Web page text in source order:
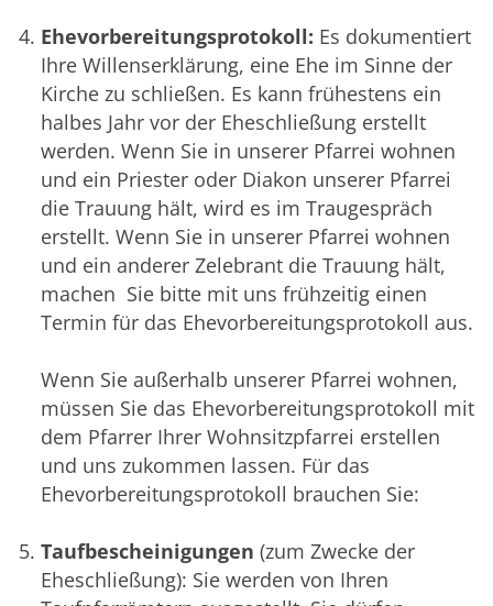
Ehevorbereitungsprotokoll: Es dokumentiert
Ihre Willenserklärung, eine Ehe im Sinne der
Kirche zu schließen. Es kann frühestens ein
halbes Jahr vor der Eheschließung erstellt
werden. Wenn Sie in unserer Pfarrei wohnen
und ein Priester oder Diakon unserer Pfarrei
die Trauung hält, wird es im Traugespräch
erstellt. Wenn Sie in unserer Pfarrei wohnen
und ein anderer Zelebrant die Trauung hält,
machen Sie bitte mit uns frühzeitig einen
Termin für das Ehevorbereitungsprotokoll aus.
Wenn Sie außerhalb unserer Pfarrei wohnen,
müssen Sie das Ehevorbereitungsprotokoll mit
dem Pfarrer Ihrer Wohnsitzpfarrei erstellen
und uns zukommen lassen. Für das
Ehevorbereitungsprotokoll brauchen Sie:
Taufbescheinigungen (zum Zwecke der
Eheschließung): Sie werden von Ihren